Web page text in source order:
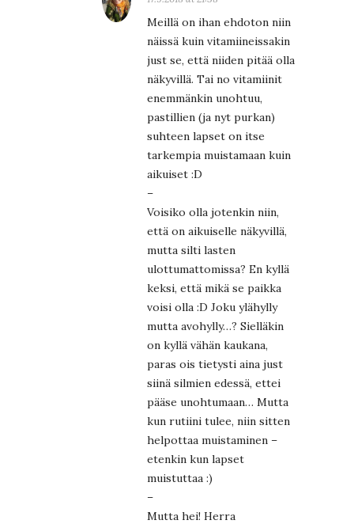
Meillä on ihan ehdoton niin
näissä kuin vitamiineissakin
just se, että niiden pitää olla
näkyvillä. Tai no vitamiinit
enemmänkin unohtuu,
pastillien (ja nyt purkan)
suhteen lapset on itse
tarkempia muistamaan kuin
aikuiset :D
–
Voisiko olla jotenkin niin,
että on aikuiselle näkyvillä,
mutta silti lasten
ulottumattomissa? En kyllä
keksi, että mikä se paikka
voisi olla :D Joku ylähylly
mutta avohylly…? Sielläkin
on kyllä vähän kaukana,
paras ois tietysti aina just
siinä silmien edessä, ettei
pääse unohtumaan… Mutta
kun rutiini tulee, niin sitten
helpottaa muistaminen –
etenkin kun lapset
muistuttaa :)
–
Mutta hei! Herra